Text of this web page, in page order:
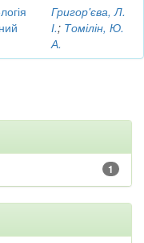
Григор'єва, Л.
І.; Томілін, Ю.
А.
1